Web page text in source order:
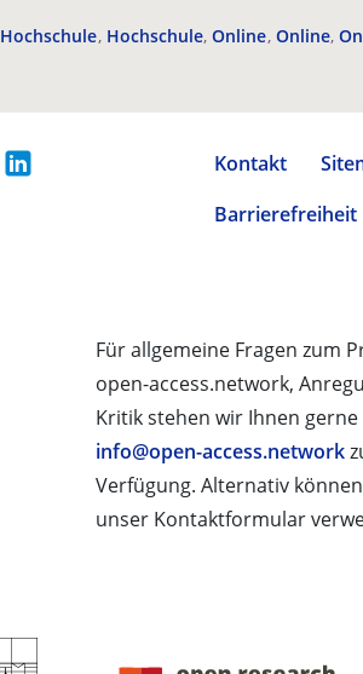
Hochschule Hochschule Online Online
Kontakt
Barrierefreiheit
Für allgemeine Fragen zum
open-access.network,
Kritik stehen wir Ihnen
info@open-access.network
Verfügung. Alternativ
unser Kontaktformular